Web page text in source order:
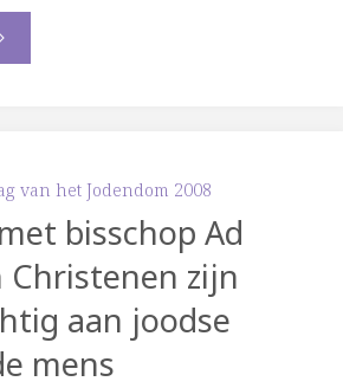
van het Jodendom 2008
bisschop Ad
Christenen zijn
aan joodse
mens